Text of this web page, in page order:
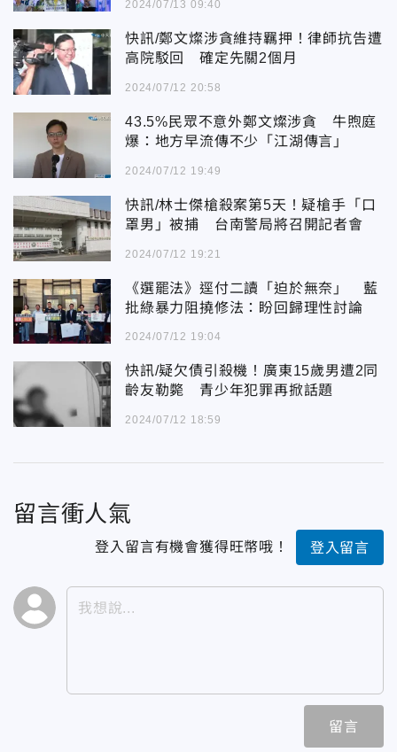
2024/07/13 09:40
快訊/鄭文燦涉貪維持羈押！律師抗告遭
高院駁回 確定先關2個月
2024/07/12 20:58
43.5%民眾不意外鄭文燦涉貪 牛煦庭
爆：地方早流傳不少「江湖傳言」
2024/07/12 19:49
快訊/林士傑槍殺案第5天！疑槍手「口
罩男」被捕 台南警局將召開記者會
2024/07/12 19:21
《選罷法》逕付二讀「迫於無奈」 藍
批綠暴力阻撓修法：盼回歸理性討論
2024/07/12 19:04
快訊/疑欠債引殺機！廣東15歲男遭2同
齡友勒斃 青少年犯罪再掀話題
2024/07/12 18:59
留言衝人氣
登入留言有機會獲得旺幣哦！ 登入留言
留言